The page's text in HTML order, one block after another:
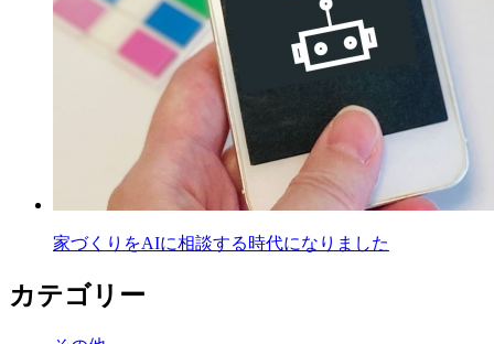
家づくりをAIに相談する時代になりました
カテゴリー